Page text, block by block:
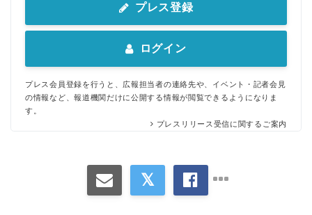
プレス登録
ログイン
プレス会員登録を行うと、広報担当者の連絡先や、イベント・記者会見
の情報など、報道機関だけに公開する情報が閲覧できるようになりま
す。
プレスリリース受信に関するご案内